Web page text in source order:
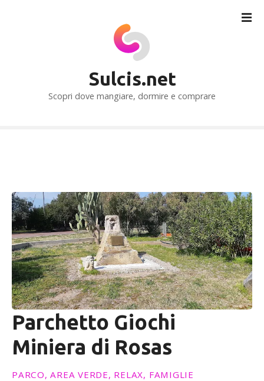
Sulcis.net
Scopri dove mangiare, dormire e comprare
Parchetto Giochi
Miniera di Rosas
PARCO, AREA VERDE, RELAX, FAMIGLIE